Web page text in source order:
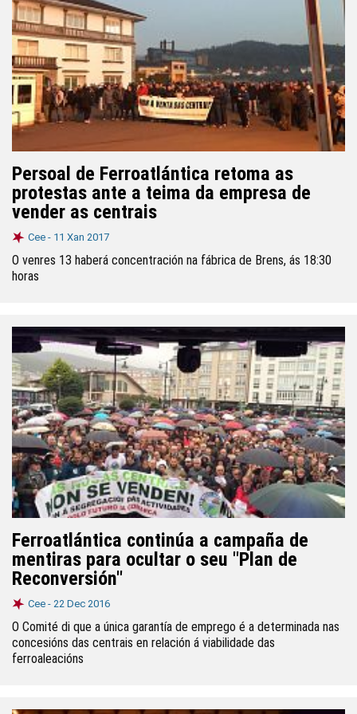
Persoal de Ferroatlántica retoma as
protestas ante a teima da empresa de
vender as centrais
Cee - 11 Xan 2017
O venres 13 haberá concentración na fábrica de Brens, ás 18:30
horas
Ferroatlántica continúa a campaña de
mentiras para ocultar o seu "Plan de
Reconversión"
Cee - 22 Dec 2016
O Comité di que a única garantía de emprego é a determinada nas
concesións das centrais en relación á viabilidade das
ferroaleacións